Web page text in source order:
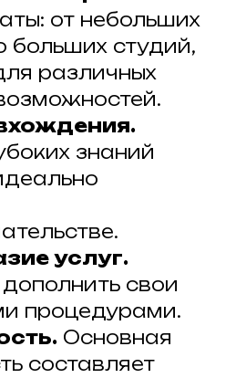
от небольших
больших студий,
различных
знаний
услуг.
свои
процедурами.
Основная
составляет